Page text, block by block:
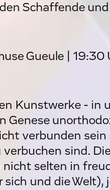
Schaffende
Gueule | 19:30
Kunstwerke - in
Genese
verbunden
sind.
selten in
und die Welt),